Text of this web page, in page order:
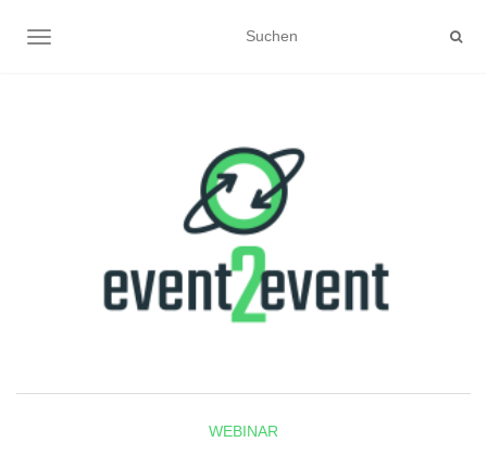
NAVIGATION UMSCHALTEN
WEBINAR